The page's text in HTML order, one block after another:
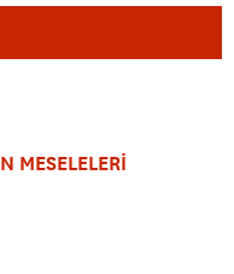
MESELELERİ